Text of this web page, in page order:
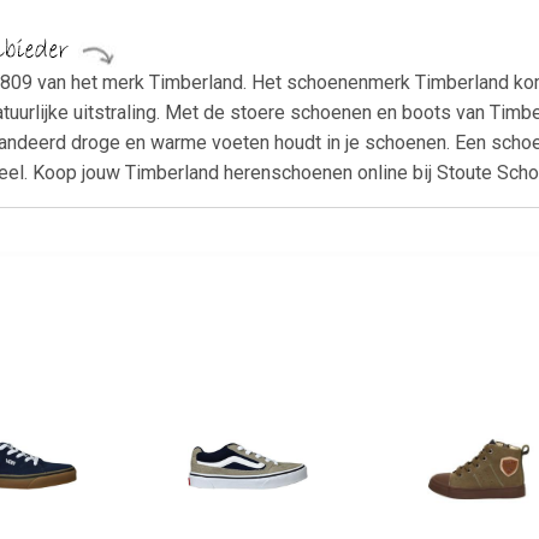
van het merk Timberland. Het schoenenmerk Timberland
uitstraling. Met de stoere schoenen en boots van
droge en warme voeten houdt in je schoenen. Een
Koop jouw Timberland herenschoenen online bij Stoute